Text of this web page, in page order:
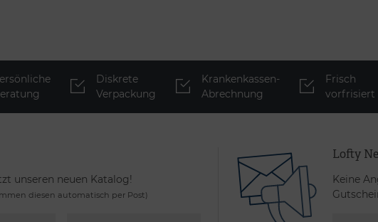
Diskrete
Verpackung
Krankenkassen-
Abrechnung
Frisch
vorfrisiert
unseren neuen Katalog!
diesen automatisch per Post)
Lofty
Keine